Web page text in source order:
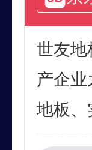
世友地
产企
地板、